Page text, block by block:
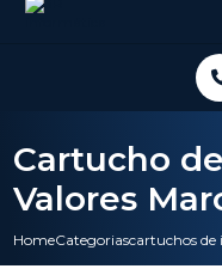
HomeCategoriascartuchos de
Cartucho
Valores